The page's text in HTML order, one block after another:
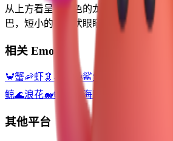
从上方看呈红橙色的龙虾（如煮熟的
巴，短小的触须状眼睛和十条腿，其中
相关 Emoji
🦀蟹🦐虾🦑 乌贼 🦈鲨鱼
鲸🌊浪花🐋鲸鱼 海豚
其他平台